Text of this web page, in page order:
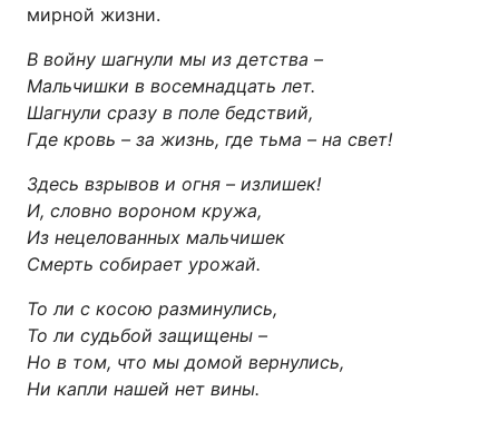
мирной жизни.
В войну шагнули мы из детства –
Мальчишки в восемнадцать лет.
Шагнули сразу в поле бедствий,
Где кровь – за жизнь, где тьма – на свет!
Здесь взрывов и огня – излишек!
И, словно вороном кружа,
Из нецелованных мальчишек
Смерть собирает урожай.
То ли с косою разминулись,
То ли судьбой защищены –
Но в том, что мы домой вернулись,
Ни капли нашей нет вины.